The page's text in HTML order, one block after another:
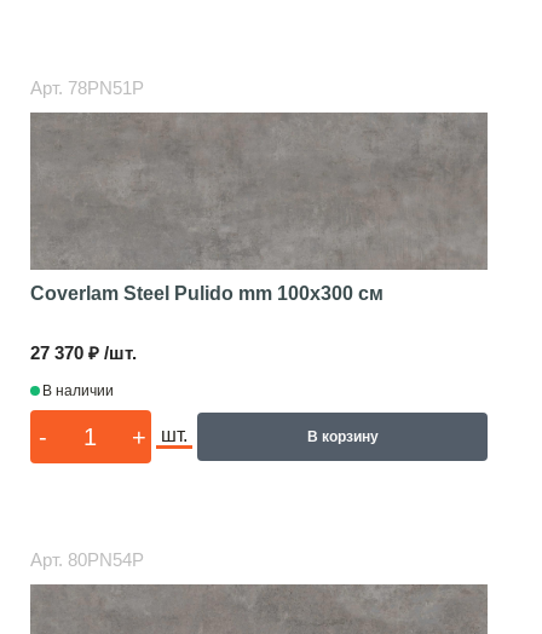
Арт. 78PN51P
Coverlam Steel Pulido mm 100x300 см
27 370 ₽ /шт.
В наличии
- + шт. В корзину
Арт. 80PN54P